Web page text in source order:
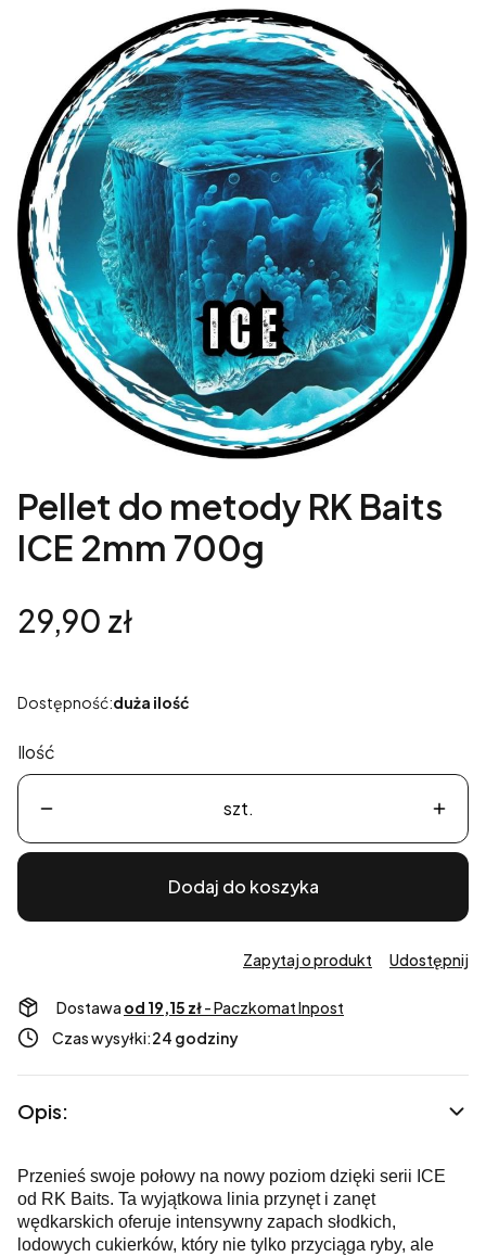
Pellet do metody RK Baits
ICE 2mm 700g
Cena
29,90 zł
Dostępność:duża ilość
Ilość
szt.
Dodaj do koszyka
Zapytaj o produkt Udostępnij
Dostawa od 19,15 zł- Paczkomat Inpost
Czas wysyłki:24 godziny
Opis:
Przenieś swoje połowy na nowy poziom dzięki serii ICE
od RK Baits. Ta wyjątkowa linia przynęt i zanęt
wędkarskich oferuje intensywny zapach słodkich,
lodowych cukierków, który nie tylko przyciąga ryby, ale